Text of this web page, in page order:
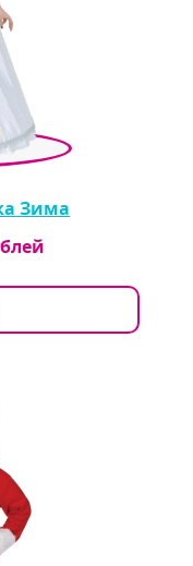
Зима